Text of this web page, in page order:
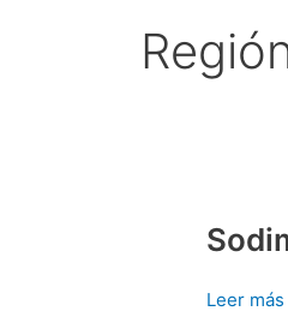
Sodimac
Leer más